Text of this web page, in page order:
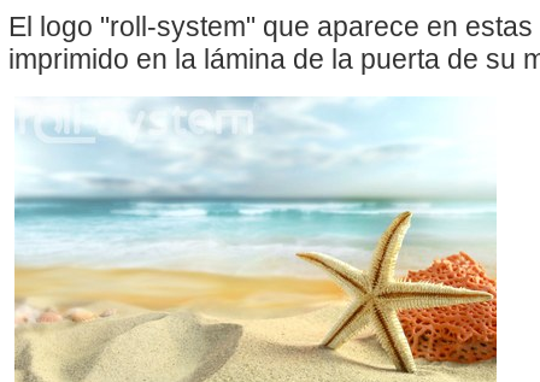
El logo "roll-system" que aparece en
imprimido en la lámina de la puerta de su